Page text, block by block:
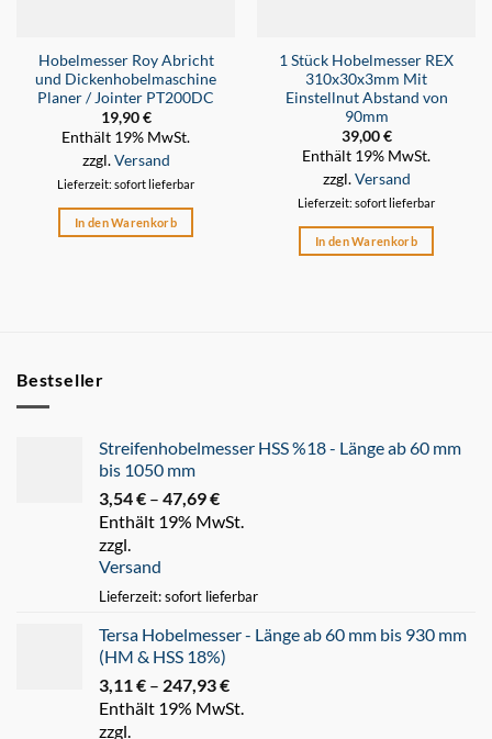
Hobelmesser Roy Abricht
und Dickenhobelmaschine
Planer / Jointer PT200DC
19,90€
Enthält 19% MwSt.
zzgl.Versand
Lieferzeit: sofort lieferbar
In den Warenkorb
1 Stück Hobelmesser REX
310x30x3mm Mit
Einstellnut Abstand von
90mm
39,00€
Enthält 19% MwSt.
zzgl.Versand
Lieferzeit: sofort lieferbar
In den Warenkorb
Bestseller
Streifenhobelmesser HSS %18 - Länge ab 60 mm
bis 1050 mm
3,54€ – 47,69€
3,54 €
Enthält 19% MwSt.
zzgl.
Versand
Lieferzeit: sofort lieferbar
Tersa Hobelmesser - Länge ab 60 mm bis 930 mm
(HM & HSS 18%)
3,11 € – 247,93€
3,11 €
Enthält 19% MwSt.
zzgl.